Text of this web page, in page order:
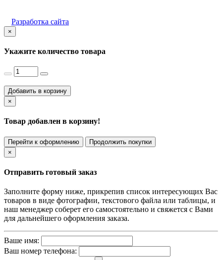
Разработка сайта
×
Укажите количество товара
Добавить в корзину
×
Товар добавлен в корзину!
Перейти к оформлению
Продолжить покупки
×
Отправить готовый заказ
Заполните форму ниже, прикрепив список интересующих Вас
товаров в виде фотографии, текстового файла или таблицы, и
наш менеджер соберет его самостоятельно и свяжется с Вами
для дальнейшего оформления заказа.
Ваше имя:
Ваш номер телефона: